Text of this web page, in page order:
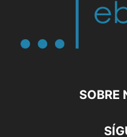
SOBRE